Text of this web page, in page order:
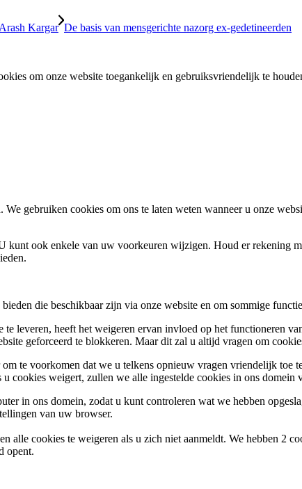
De basis van mensgerichte nazorg ex-gedetineerden
om onze website toegankelijk en gebruiksvriendelijk te
gebruiken cookies om ons te laten weten wanneer u onze
ook enkele van uw voorkeuren wijzigen. Houd er rekening
die beschikbaar zijn via onze website en om sommige
leveren, heeft het weigeren ervan invloed op het functioneren
geforceerd te blokkeren. Maar dit zal u altijd vragen om
te voorkomen dat we u telkens opnieuw vragen vriendelijk
cookies weigert, zullen we alle ingestelde cookies in ons domein
in ons domein, zodat u kunt controleren wat we hebben
van uw browser.
alle cookies te weigeren als u zich niet aanmeldt. We hebben 2
opent.